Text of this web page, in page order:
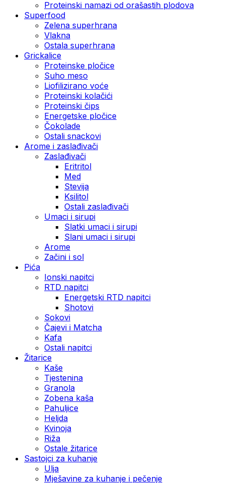
Proteinski namazi od orašastih plodova
Superfood
Zelena superhrana
Vlakna
Ostala superhrana
Grickalice
Proteinske pločice
Suho meso
Liofilizirano voće
Proteinski kolačići
Proteinski čips
Energetske pločice
Čokolade
Ostali snackovi
Arome i zaslađivači
Zaslađivači
Eritritol
Med
Stevija
Ksilitol
Ostali zaslađivači
Umaci i sirupi
Slatki umaci i sirupi
Slani umaci i sirupi
Arome
Začini i sol
Pića
Ionski napitci
RTD napitci
Energetski RTD napitci
Shotovi
Sokovi
Čajevi i Matcha
Kafa
Ostali napitci
Žitarice
Kaše
Tjestenina
Granola
Zobena kaša
Pahuljice
Heljda
Kvinoja
Riža
Ostale žitarice
Sastojci za kuhanje
Ulja
Mješavine za kuhanje i pečenje